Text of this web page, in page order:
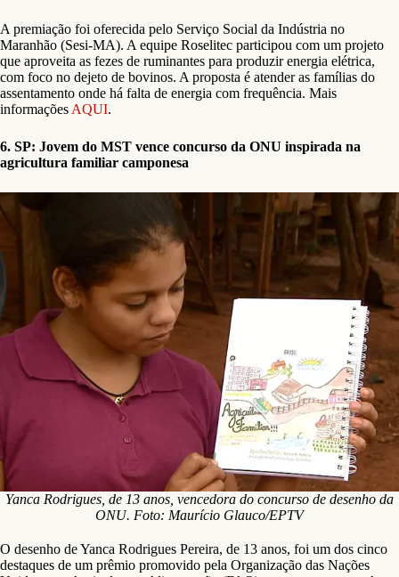
A premiação foi oferecida pelo Serviço Social da Indústria no
Maranhão (Sesi-MA). A equipe Roselitec participou com um projeto
que aproveita as fezes de ruminantes para produzir energia elétrica,
com foco no dejeto de bovinos. A proposta é atender as famílias do
assentamento onde há falta de energia com frequência. Mais
informações AQUI.
6. SP: Jovem do MST vence concurso da ONU inspirada na
agricultura familiar camponesa
Yanca Rodrigues, de 13 anos, vencedora do concurso de desenho da
ONU. Foto: Maurício Glauco/EPTV
O desenho de Yanca Rodrigues Pereira, de 13 anos, foi um dos cinco
destaques de um prêmio promovido pela Organização das Nações